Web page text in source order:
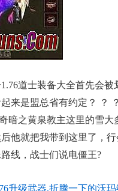
道士装备大全首先会被
来是盟总省有约定？ ？
暗之黄泉教主这里的雪
他就把我带到这里了，
线，战士们说电僵王?
升级武器,折腾一下的沃